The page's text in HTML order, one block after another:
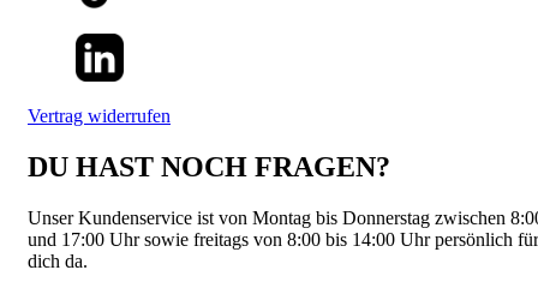
Vertrag widerrufen
DU HAST NOCH FRAGEN?
Unser Kundenservice ist von Montag bis Donnerstag zwischen
und 17:00 Uhr sowie freitags von 8:00 bis 14:00 Uhr persönlich für
dich da.